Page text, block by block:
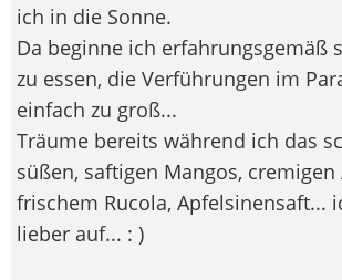
ich in die Sonne.
Da beginne ich erfahrungsgemäß
zu essen, die Verführungen im
einfach zu groß...
Träume bereits während ich das
süßen, saftigen Mangos,
frischem Rucola, Apfelsinensaft...
lieber auf... : )